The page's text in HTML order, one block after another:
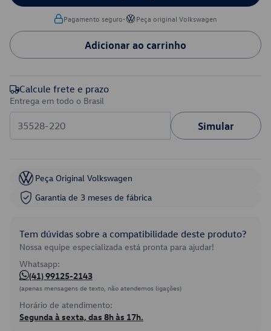
Pagamento seguro• Peça original Volkswagen
Adicionar ao carrinho
Calcule frete e prazo
Entrega em todo o Brasil
Simular
Peça Original Volkswagen
Garantia de 3 meses de fábrica
Tem dúvidas sobre a compatibilidade deste produto?
Nossa equipe especializada está pronta para ajudar!
Whatsapp:
(41) 99125-2143
(apenas mensagens de texto, não atendemos ligações)
Horário de atendimento:
Segunda à sexta, das 8h às 17h.